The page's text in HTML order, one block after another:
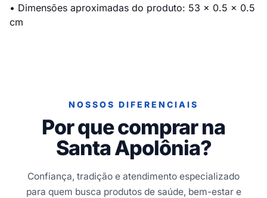
• Dimensões aproximadas do produto: 53 x 0.5 x 0.5
cm
NOSSOS DIFERENCIAIS
Por que comprar na
Santa Apolônia?
Confiança, tradição e atendimento especializado
para quem busca produtos de saúde, bem-estar e